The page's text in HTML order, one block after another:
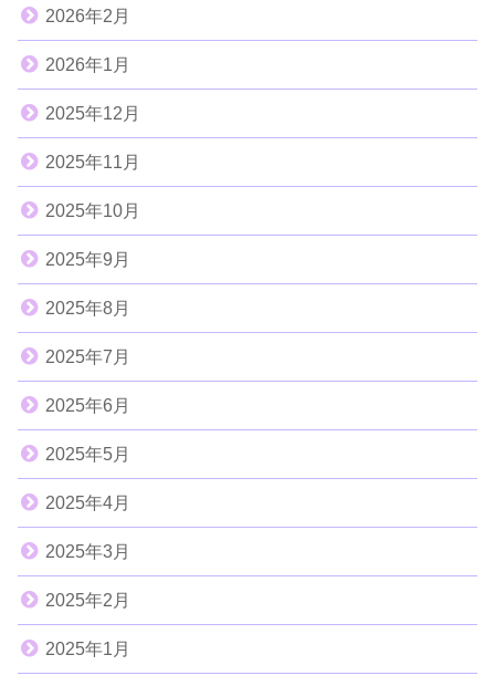
2026年2月
2026年1月
2025年12月
2025年11月
2025年10月
2025年9月
2025年8月
2025年7月
2025年6月
2025年5月
2025年4月
2025年3月
2025年2月
2025年1月